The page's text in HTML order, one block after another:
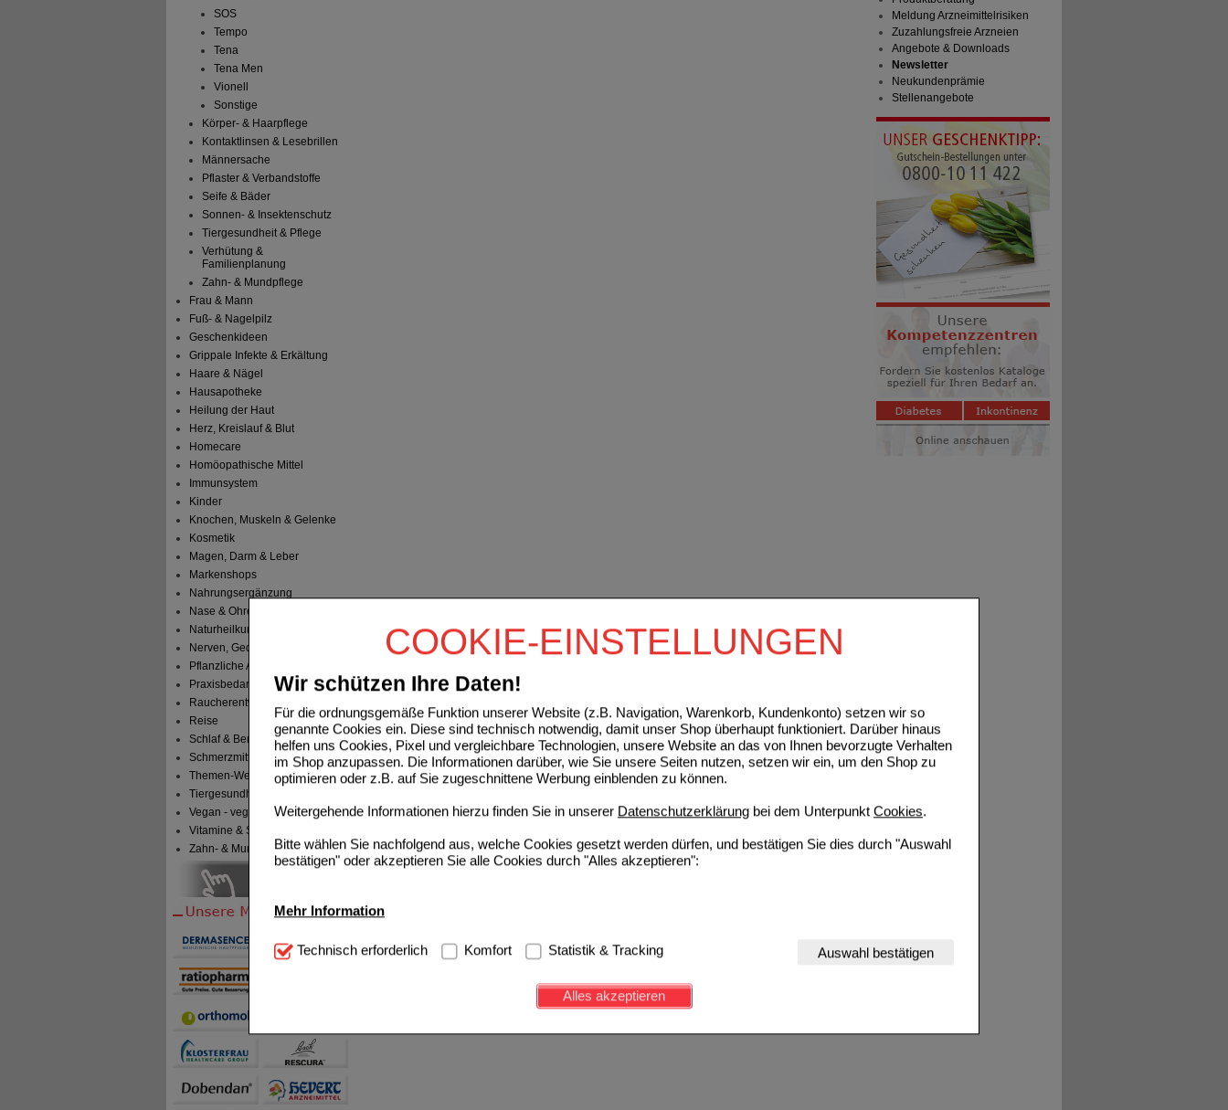
COOKIE-EINSTELLUNGEN
Wir schützen Ihre Daten!
Für die ordnungsgemäße Funktion unserer Website (z.B. Navigation, Warenkorb, Kundenkonto) setzen wir so
genannte Cookies ein. Diese sind technisch notwendig, damit unser Shop überhaupt funktioniert. Darüber hinaus
helfen uns Cookies, Pixel und vergleichbare Technologien, unsere Website an das von Ihnen bevorzugte Verhalten
im Shop anzupassen. Die Informationen darüber, wie Sie unsere Seiten nutzen, setzen wir ein, um den Shop zu
optimieren oder z.B. auf Sie zugeschnittene Werbung einblenden zu können.
Weitergehende Informationen hierzu finden Sie in unserer Datenschutzerklärung bei dem Unterpunkt Cookies.
Bitte wählen Sie nachfolgend aus, welche Cookies gesetzt werden dürfen, und bestätigen Sie dies durch "Auswahl
bestätigen" oder akzeptieren Sie alle Cookies durch "Alles akzeptieren":
Mehr Information
Technisch Notwendig: Hierbei handelt es sich um Cookies, die für die Grundfunktionen unserer Website
notwendig sind (z.B. Navigation, Warenkorb, Kundenkonto), weshalb auf diese nicht verzichtet werden kann.
Diese Cookies werden genutzt um das Einkaufserlebnis noch ansprechender zu gestalten,
beispielsweise für die Wiedererkennung des Besuchers oder unsere Seite an bevorzugte Verhaltensweisen (z.B.
Inhalte anzuzeigen und unser Partnerprogramm zu betreiben.
sammeln, mit deren Hilfe wir unsere Website weiter für Sie optimieren können, den Inhalt auf unserer Website aber
Technisch erforderlich Komfort Statistik & Tracking Auswahl bestätigen
Alles akzeptieren
SOS
Tempo
Tena
Tena Men
Vionell
Sonstige
Körper- & Haarpflege
Kontaktlinsen & Lesebrillen
Männersache
Pflaster & Verbandstoffe
Seife & Bäder
Sonnen- & Insektenschutz
Tiergesundheit & Pflege
Verhütung &
Familienplanung
Zahn- & Mundpflege
Frau & Mann
Fuß- & Nagelpilz
Geschenkideen
Grippale Infekte & Erkältung
Haare & Nägel
Hausapotheke
Heilung der Haut
Herz, Kreislauf & Blut
Homecare
Homöopathische Mittel
Immunsystem
Kinder
Knochen, Muskeln & Gelenke
Kosmetik
Magen, Darm & Leber
Markenshops
Nahrungsergänzung
Nase & Ohren
Naturheilkunde
Nerven, Gedächtnis & Gemüt
Pflanzliche Arzneimittel
Praxisbedarf
Raucherentwöhnung
Reise
Schlaf & Beruhigung
Schmerzmittel
Themen-Welten
Tiergesundheit & Tierbedarf
Vegan - vegetarisch
Vitamine & Sport
Zahn- & Mundpflege
Meldung Arzneimittelrisiken
Zuzahlungsfreie Arzneien
Angebote & Downloads
Newsletter
Neukundenprämie
Stellenangebote